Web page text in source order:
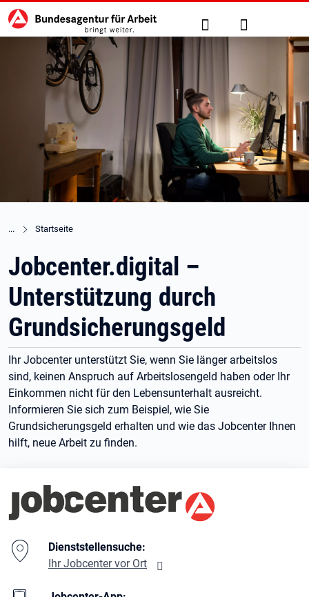
zu den Hauptinhalten springen
Hauptnavigation Suche Anmelden
Startseite
Jobcenter.digital –
Unterstützung durch
Grundsicherungsgeld
Ihr Jobcenter unterstützt Sie, wenn Sie länger arbeitslos
sind, keinen Anspruch auf Arbeitslosengeld haben oder Ihr
Einkommen nicht für den Lebensunterhalt ausreicht.
Informieren Sie sich zum Beispiel, wie Sie
Grundsicherungsgeld erhalten und wie das Jobcenter Ihnen
hilft, neue Arbeit zu finden.
Branding-Bereich Beschreibung
Dienststellensuche:
Ihr Jobcenter vor Ort